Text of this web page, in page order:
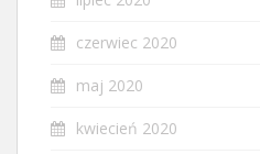
czerwiec 2020
maj 2020
kwiecień 2020